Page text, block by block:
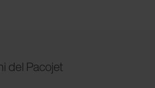
del Pacojet